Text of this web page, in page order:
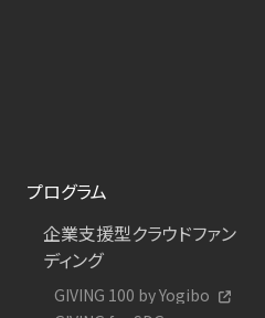
プログラム
企業支援型クラウドファン
ディング
GIVING 100 by Yogibo